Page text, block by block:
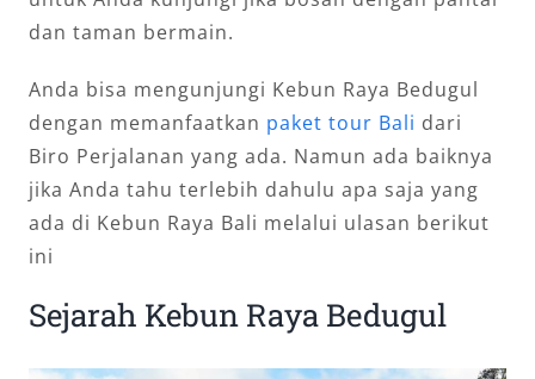
dan taman bermain.
Anda bisa mengunjungi Kebun Raya Bedugul
dengan memanfaatkan paket tour Bali dari
Biro Perjalanan yang ada. Namun ada baiknya
jika Anda tahu terlebih dahulu apa saja yang
ada di Kebun Raya Bali melalui ulasan berikut
ini
Sejarah Kebun Raya Bedugul